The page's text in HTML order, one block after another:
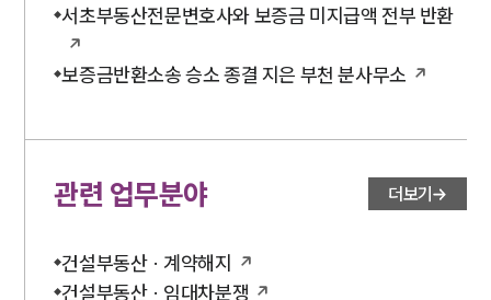
서초부동산전문변호사와 보증금 미지급액 전부 반환
보증금반환소송 승소 종결 지은 부천 분사무소
관련 업무분야 더보기
건설부동산 · 계약해지
건설부동산 · 임대차분쟁